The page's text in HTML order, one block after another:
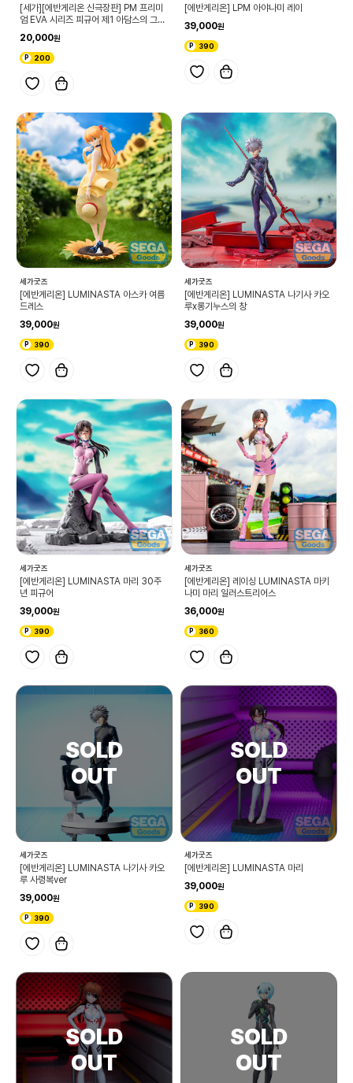
[세가][에반게리온 신극장판] PM 프리미
엄 EVA 시리즈 피규어 제1 아담스의 그릇
20,000
200
[에반게리온] LPM 아야나미 레이
39,000
390
세가굿즈
[에반게리온] LUMINASTA 아스카 여름
드레스
39,000
390
세가굿즈
[에반게리온] LUMINASTA 나기사 카오
루x롱기누스의 창
39,000
390
세가굿즈
[에반게리온] LUMINASTA 마리 30주
년 피규어
39,000
390
세가굿즈
[에반게리온] 레이싱 LUMINASTA 마키
나미 마리 일러스트리어스
36,000
360
세가굿즈
[에반게리온] LUMINASTA 나기사 카오
루 사령복ver
39,000
390
세가굿즈
[에반게리온] LUMINASTA 마리
39,000
390